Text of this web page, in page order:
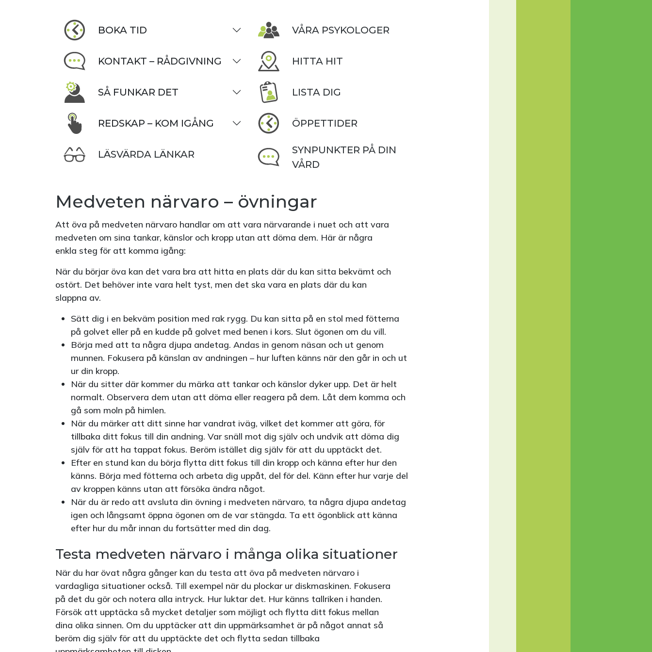
BOKA TID
KONTAKT – RÅDGIVNING
SÅ FUNKAR DET
REDSKAP – KOM IGÅNG
LÄSVÄRDA LÄNKAR
VÅRA PSYKOLOGER
HITTA HIT
LISTA DIG
ÖPPETTIDER
SYNPUNKTER PÅ DIN
VÅRD
Medveten närvaro – övningar
Att öva på medveten närvaro handlar om att vara närvarande i nuet och att vara
medveten om sina tankar, känslor och kropp utan att döma dem. Här är några
enkla steg för att komma igång:
När du börjar öva kan det vara bra att hitta en plats där du kan sitta bekvämt och
ostört. Det behöver inte vara helt tyst, men det ska vara en plats där du kan
slappna av.
Sätt dig i en bekväm position med rak rygg. Du kan sitta på en stol med fötterna
på golvet eller på en kudde på golvet med benen i kors. Slut ögonen om du vill.
Börja med att ta några djupa andetag. Andas in genom näsan och ut genom
munnen. Fokusera på känslan av andningen – hur luften känns när den går in och ut
ur din kropp.
När du sitter där kommer du märka att tankar och känslor dyker upp. Det är helt
normalt. Observera dem utan att döma eller reagera på dem. Låt dem komma och
gå som moln på himlen.
När du märker att ditt sinne har vandrat iväg, vilket det kommer att göra, för
tillbaka ditt fokus till din andning. Var snäll mot dig själv och undvik att döma dig
själv för att ha tappat fokus. Beröm istället dig själv för att du upptäckt det.
Efter en stund kan du börja flytta ditt fokus till din kropp och känna efter hur den
känns. Börja med fötterna och arbeta dig uppåt, del för del. Känn efter hur varje del
av kroppen känns utan att försöka ändra något.
När du är redo att avsluta din övning i medveten närvaro, ta några djupa andetag
igen och långsamt öppna ögonen om de var stängda. Ta ett ögonblick att känna
efter hur du mår innan du fortsätter med din dag.
Testa medveten närvaro i många olika situationer
När du har övat några gånger kan du testa att öva på medveten närvaro i
vardagliga situationer också. Till exempel när du plockar ur diskmaskinen. Fokusera
på det du gör och notera alla intryck. Hur luktar det. Hur känns tallriken i handen.
Försök att upptäcka så mycket detaljer som möjligt och flytta ditt fokus mellan
dina olika sinnen. Om du upptäcker att din uppmärksamhet är på något annat så
beröm dig själv för att du upptäckte det och flytta sedan tillbaka